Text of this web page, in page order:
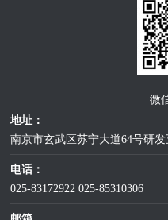
微
地址：
南京市玄武区苏宁大道64号研
电话：
025-83172922025-85310306